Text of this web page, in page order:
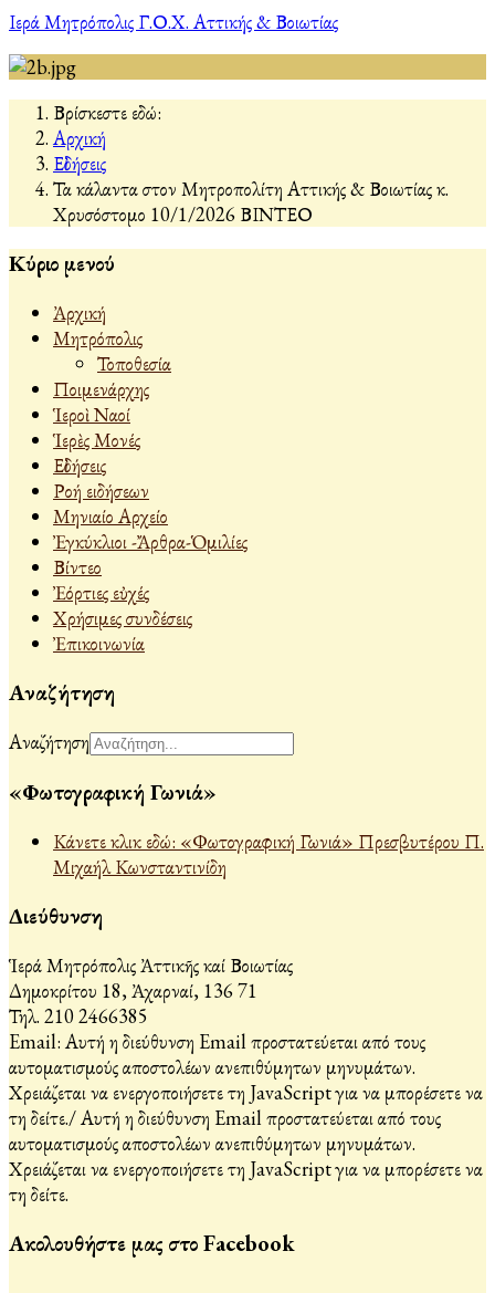
Ιερά Μητρόπολις Γ.Ο.Χ. Αττικής & Βοιωτίας
Βρίσκεστε εδώ:
Αρχική
Εἰδήσεις
Τα κάλαντα στον Μητροπολίτη Αττικής & Βοιωτίας κ.
Χρυσόστομο 10/1/2026 ΒΙΝΤΕΟ
Κύριο μενού
Ἀρχική
Μητρόπολις
Τοποθεσία
Ποιμενάρχης
Ἱεροὶ Ναοί
Ἱερὲς Μονές
Εἰδήσεις
Ροή ειδήσεων
Μηνιαίο Αρχείο
Ἐγκύκλιοι -Ἄρθρα-Ὁμιλίες
Βίντεο
Ἐόρτιες εὐχές
Χρήσιμες συνδέσεις
Ἐπικοινωνία
Αναζήτηση
Αναζήτηση
«Φωτογραφική Γωνιά»
Κάνετε κλικ εδώ: «Φωτογραφική Γωνιά» Πρεσβυτέρου Π.
Μιχαήλ Κωνσταντινίδη
Διεύθυνση
Ἱερά Μητρόπολις Ἀττικῆς καί Βοιωτίας
Δημοκρίτου 18, Ἀχαρναί, 136 71
Τηλ. 210 2466385
Email: Αυτή η διεύθυνση Email προστατεύεται από τους
αυτοματισμούς αποστολέων ανεπιθύμητων μηνυμάτων.
Χρειάζεται να ενεργοποιήσετε τη JavaScript για να μπορέσετε να
τη δείτε./Αυτή η διεύθυνση Email προστατεύεται από τους
αυτοματισμούς αποστολέων ανεπιθύμητων μηνυμάτων.
Χρειάζεται να ενεργοποιήσετε τη JavaScript για να μπορέσετε να
τη δείτε.
Ακολουθήστε μας στο Facebook